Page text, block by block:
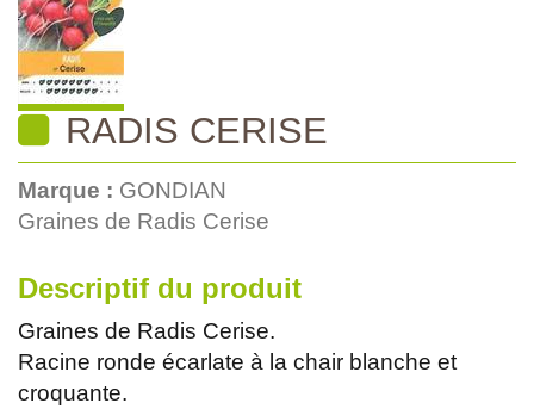
RADIS CERISE
Marque : GONDIAN
Graines de Radis Cerise
Descriptif du produit
Graines de Radis Cerise.
Racine ronde écarlate à la chair blanche et
croquante.